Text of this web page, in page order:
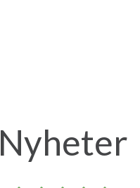
Nyheter